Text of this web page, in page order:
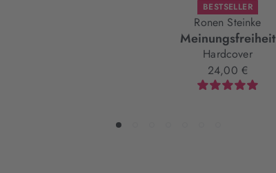
BESTSELLER
Ronen Steinke
Meinungsfreiheit
Hardcover
24,00 €